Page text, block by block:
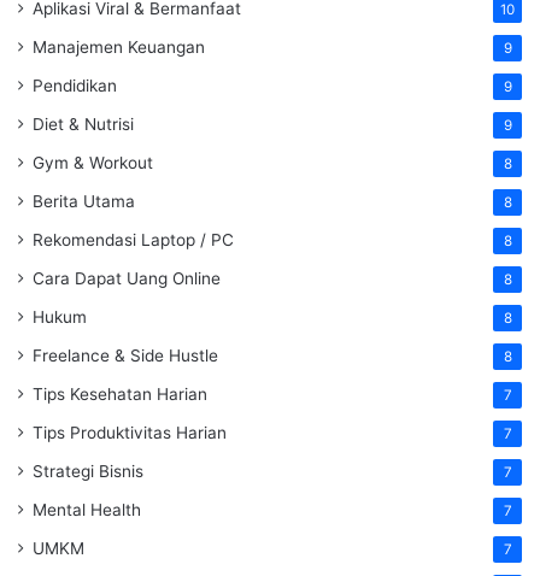
Aplikasi Viral & Bermanfaat 10
Manajemen Keuangan 9
Pendidikan 9
Diet & Nutrisi 9
Gym & Workout 8
Berita Utama 8
Rekomendasi Laptop / PC 8
Cara Dapat Uang Online 8
Hukum 8
Freelance & Side Hustle 8
Tips Kesehatan Harian 7
Tips Produktivitas Harian 7
Strategi Bisnis 7
Mental Health 7
UMKM 7